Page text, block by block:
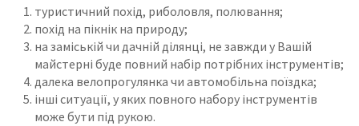
туристичний похід, риболовля, полювання;
похід на пікнік на природу;
на заміській чи дачній ділянці, не завжди у Вашій
майстерні буде повний набір потрібних інструментів;
далека велопрогулянка чи автомобільна поїздка;
інші ситуації, у яких повного набору інструментів
може бути під рукою.